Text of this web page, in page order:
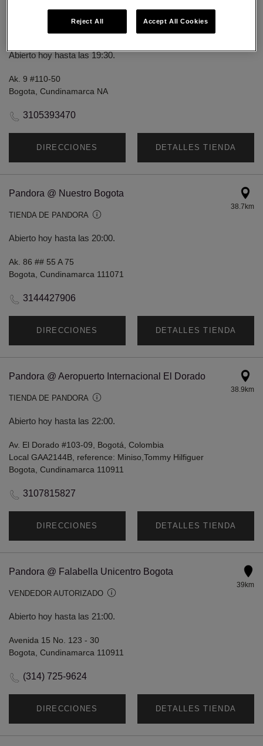
Pandora @ Kiosk Santa Ana
VENDEDOR AUTORIZADO
Abierto hoy hasta las 19:30.
Ak. 9 #110-50
Bogota, Cundinamarca NA
3105393470
DIRECCIONES DETALLES TIENDA
Pandora @ Nuestro Bogota
TIENDA DE PANDORA
Abierto hoy hasta las 20:00.
38.7km
Ak. 86 ## 55 A 75
Bogota, Cundinamarca 111071
3144427906
DIRECCIONES DETALLES TIENDA
Pandora @ Aeropuerto Internacional El Dorado
TIENDA DE PANDORA
Abierto hoy hasta las 22:00.
38.9km
Av. El Dorado #103-09, Bogotá, Colombia
Local GAA2144B, reference: Miniso,Tommy Hilfiguer
Bogota, Cundinamarca 110911
3107815827
DIRECCIONES DETALLES TIENDA
Pandora @ Falabella Unicentro Bogota
VENDEDOR AUTORIZADO
Abierto hoy hasta las 21:00.
39km
Avenida 15 No. 123 - 30
Bogota, Cundinamarca 110911
(314) 725-9624
DIRECCIONES DETALLES TIENDA
Reject All Accept All Cookies